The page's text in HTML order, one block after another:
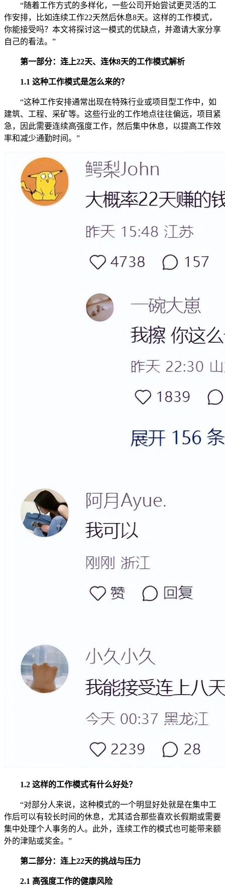
“随着工作方式的多样化，一些公司开始尝试更灵活的工
作安排，比如连续工作22天然后休息8天。这样的工作模式，
你能接受吗？本文将探讨这一模式的优缺点，并邀请大家分享
自己的看法。”
第一部分：连上22天、连休8天的工作模式解析
1.1 这种工作模式是怎么来的？
“这种工作安排通常出现在特殊行业或项目型工作中，如
建筑、工程、采矿等。这些行业的工作地点往往偏远，项目紧
急，因此需要连续高强度工作，然后集中休息，以提高工作效
率和减少通勤时间。”
1.2 这样的工作模式有什么好处？
“对部分人来说，这种模式的一个明显好处就是在集中工
作后可以有较长时间的休息，尤其适合那些喜欢长假期或需要
集中处理个人事务的人。此外，连续工作的模式也可能带来额
外的津贴或奖金。”
第二部分：连上22天的挑战与压力
2.1 高强度工作的健康风险